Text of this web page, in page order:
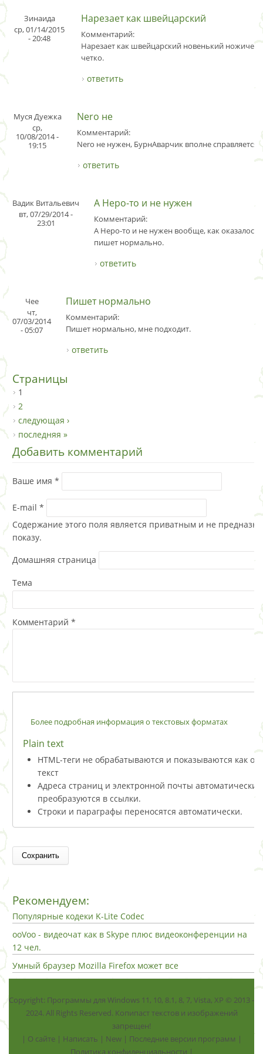
Зинаида
ср, 01/14/2015
- 20:48
Нарезает как швейцарский
Комментарий:
Нарезает как швейцарский новенький ножичек,
четко.
ответить
Муся Дуежка
ср,
10/08/2014 -
19:15
Nero не
Комментарий:
Nero не нужен, БурнАварчик вполне справляется.
ответить
Вадик Витальевич
вт, 07/29/2014 -
23:01
А Неро-то и не нужен
Комментарий:
А Неро-то и не нужен вообще, как оказалось.
пишет нормально.
ответить
Чее
чт,
07/03/2014
- 05:07
Пишет нормально
Комментарий:
Пишет нормально, мне подходит.
ответить
Страницы
1
2
следующая ›
последняя »
Добавить комментарий
Ваше имя *
E-mail *
Содержание этого поля является приватным и не
показу.
Домашняя страница
Тема
Комментарий *
Более подробная информация о текстовых форматах
Plain text
HTML-теги не обрабатываются и показываются как
текст
Адреса страниц и электронной почты автоматически
преобразуются в ссылки.
Строки и параграфы переносятся автоматически.
Рекомендуем:
Популярные кодеки K-Lite Codec
ooVoo - видеочат как в Skype плюс видеоконференции на
12 чел.
Умный браузер Mozilla Firefox может все
Copyright: Программы для Windows 11, 10, 8.1, 8, 7, Vista, ХР © 2013 -
2024. All Rights Reserved. Копипаст текстов и изображений
запрещен!
| О сайте| Написать | New| Последние версии программ |
Политика конфиденциальности |